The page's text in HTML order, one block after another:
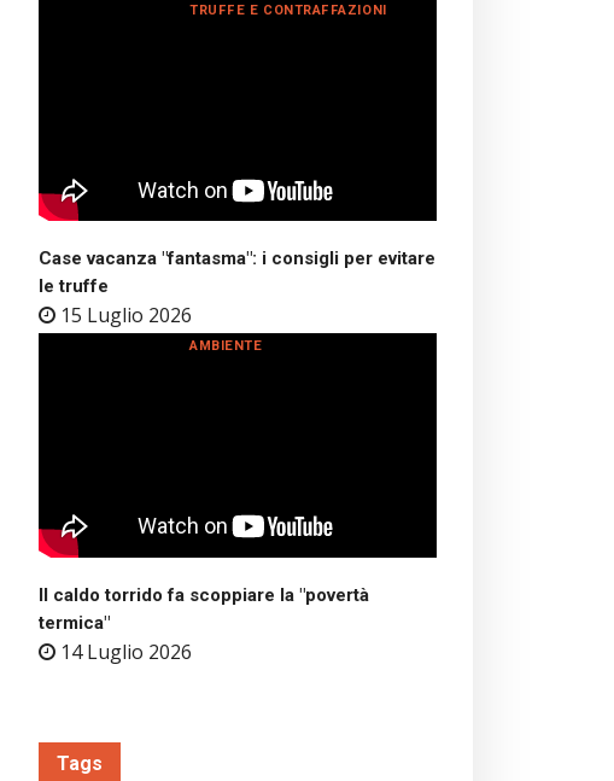
Case vacanza "fantasma": i consigli per evitare
le truffe
15 Luglio 2026
TRUFFE E CONTRAFFAZIONI
Il caldo torrido fa scoppiare la "povertà
termica"
14 Luglio 2026
AMBIENTE
Tags